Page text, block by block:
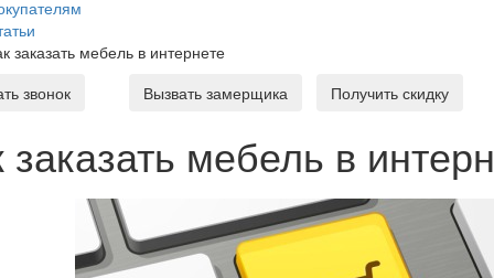
заказать мебель в интернете
звонок
Вызвать замерщика Получить скидку
заказать мебель в